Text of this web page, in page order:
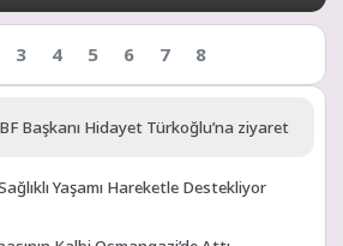
3 4 5 6 7 8
Başkanı Hidayet Türkoğlu’na ziyaret
Yaşamı Hareketle Destekliyor